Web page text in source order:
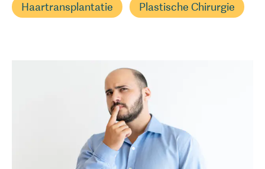
Haartransplantatie Plastische Chirurgie